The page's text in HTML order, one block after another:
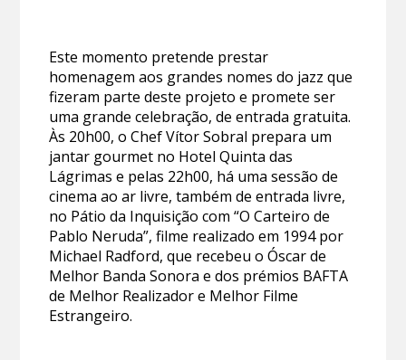
Este momento pretende prestar
homenagem aos grandes nomes do jazz que
fizeram parte deste projeto e promete ser
uma grande celebração, de entrada gratuita.
Às 20h00, o Chef Vítor Sobral prepara um
jantar gourmet no Hotel Quinta das
Lágrimas e pelas 22h00, há uma sessão de
cinema ao ar livre, também de entrada livre,
no Pátio da Inquisição com “O Carteiro de
Pablo Neruda”, filme realizado em 1994 por
Michael Radford, que recebeu o Óscar de
Melhor Banda Sonora e dos prémios BAFTA
de Melhor Realizador e Melhor Filme
Estrangeiro.